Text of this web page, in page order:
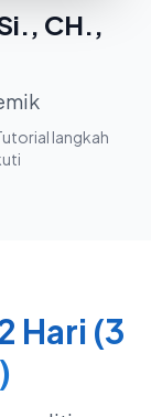
CH.,
langkah
Hari (3